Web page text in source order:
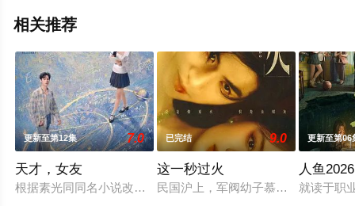
相关推荐
更新至第12集 7.0
天才，女友
根据素光同同名小说改编。江逾白长大以后，林知夏忽然对他说
已完结 9.0
这一秒过火
民国沪上，军阀幼子慕容清峄（张凌
更新至第06
人鱼2026
就读于职